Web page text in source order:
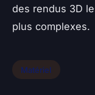
des rendus 3D
plus complexes.
Matériel